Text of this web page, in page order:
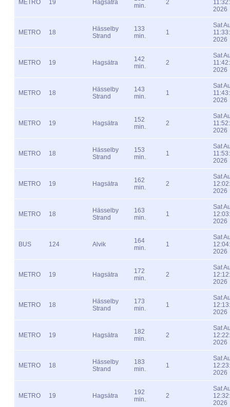
METRO 19 Hagsätra
min.
2
2026
METRO 18
Hässelby
Strand
133
min.
1
Sat
2026
METRO 19 Hagsätra
142
min.
2
Sat
2026
METRO 18
Hässelby
Strand
143
min.
1
Sat
2026
METRO 19 Hagsätra
152
min.
2
Sat
2026
METRO 18
Hässelby
Strand
153
min.
1
Sat
2026
METRO 19 Hagsätra
162
min.
2
Sat
2026
METRO 18
Hässelby
Strand
163
min.
1
Sat
2026
BUS 124 Alvik
164
min.
1
Sat
2026
METRO 19 Hagsätra
172
min.
2
Sat
2026
METRO 18
Hässelby
Strand
173
min.
1
Sat
2026
METRO 19 Hagsätra
182
min.
2
Sat
2026
METRO 18
Hässelby
Strand
183
min.
1
Sat
2026
METRO 19 Hagsätra
192
min.
2
Sat
2026